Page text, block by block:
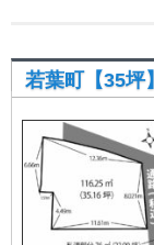
若葉町【35坪